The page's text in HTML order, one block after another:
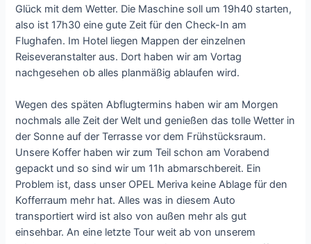
Glück mit dem Wetter. Die Maschine soll um 19h40 starten,
also ist 17h30 eine gute Zeit für den Check-In am
Flughafen. Im Hotel liegen Mappen der einzelnen
Reiseveranstalter aus. Dort haben wir am Vortag
nachgesehen ob alles planmäßig ablaufen wird.
Wegen des späten Abflugtermins haben wir am Morgen
nochmals alle Zeit der Welt und genießen das tolle Wetter in
der Sonne auf der Terrasse vor dem Frühstücksraum.
Unsere Koffer haben wir zum Teil schon am Vorabend
gepackt und so sind wir um 11h abmarschbereit. Ein
Problem ist, dass unser OPEL Meriva keine Ablage für den
Kofferraum mehr hat. Alles was in diesem Auto
transportiert wird ist also von außen mehr als gut
einsehbar. An eine letzte Tour weit ab von unserem